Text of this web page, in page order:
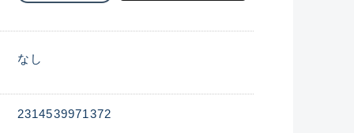
なし
2314539971372